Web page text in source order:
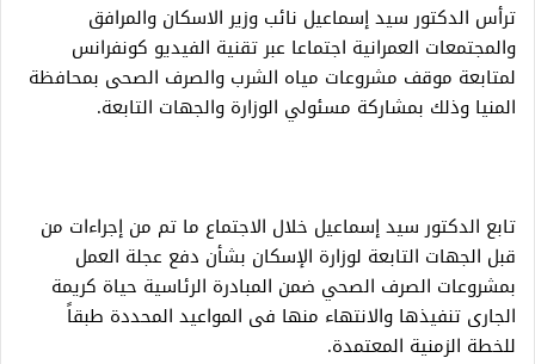
ترأس الدكتور سيد إسماعيل نائب وزير الاسكان والمرافق
والمجتمعات العمرانية اجتماعا عبر تقنية الفيديو كونفرانس
لمتابعة موقف مشروعات مياه الشرب والصرف الصحى بمحافظة
المنيا وذلك بمشاركة مسئولي الوزارة والجهات التابعة.
تابع الدكتور سيد إسماعيل خلال الاجتماع ما تم من إجراءات من
قبل الجهات التابعة لوزارة الإسكان بشأن دفع عجلة العمل
بمشروعات الصرف الصحي ضمن المبادرة الرئاسية حياة كريمة
الجارى تنفيذها والانتهاء منها فى المواعيد المحددة طبقاً
للخطة الزمنية المعتمدة.